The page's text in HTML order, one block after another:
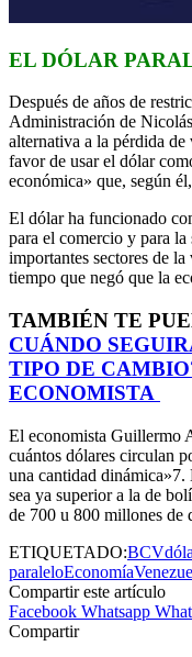
EL DÓLAR
Después de años de
Administración de
alternativa a la pérdida
favor de usar el dólar
económica» que, según
El dólar ha funcionado
para el comercio y para la
importantes sectores de
tiempo que negó que la
TAMBIÉN TE
CUÁNDO
TIPO DE
ECONOMISTA
El economista Guillermo
cuántos dólares circulan
una cantidad
sea ya superior a la de
de 700 u 800 millones de
ETIQUETADO:BCV
paraleloEconomía
Compartir este artículo
Facebook Whatsapp
Compartir